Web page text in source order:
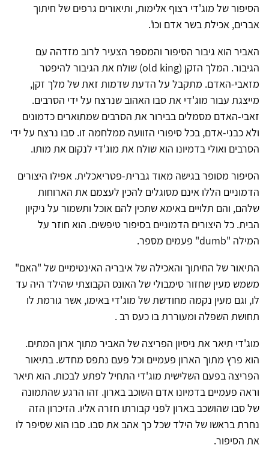
הסיפור של מוג'די רצוף אלימות, ותיאורים גרפים של חיתוך
אברים, אכילת בשר אדם וכו'.
האביר הוא גיבור הסיפור והמספר הצעיר לרוב מזדהה עם
הגיבור. המלך הזקן (old king) שולח את הגיבור להיפטר
מזאבי-האדם. מתקבל על הדעת שדמות זאת של מלך זקן,
מייצגת עבור מוג'די את סבו האהוב שנרצח על ידי הסרבים.
זאבי-האדם מסמלים בבירור את הסרבים שמתוארים כדמונים
ולא כבני-אדם, בכל סיפורי הזוועה ממלחמה זו. סבו נרצח על ידי
הסרבים ואולי בדמיונו הוא שולח את מוג'די לנקום את מותו.
הסיפור מסופר בגישה מאוד גברית-פטריאכלית. אפילו היצורים
הדמוניים הללו אינם מסוגלים להכין לעצמם את הארוחות
שלהם, והם תלויים באימא שתכין להם אוכל ותשמור על ניקיון
הבית. כל היצורים הדמוניים בסיפור טיפשים. הוא חוזר על
המילה "dumb" פעמים מספר.
התיאור של החיתוך והאכילה של איבריה האינטימיים של "האם"
משמש מעין שחזור סימבולי של האונס הקבוצתי שהילד היה עד
לו, וגם מעין נקמה מחודשת של מוג'די באימו, אשר גורמת לו
תחושת השפלה ומעוררת בו כעס רב .
מוג'די תיאר את ניסיון הפריצה של האביר מתוך ארון המתים.
הוא פרץ מתוך הארון פעמיים וכל פעם נתפס מחדש. בתיאור
הפריצה בפעם השלישית מוג'די התחיל לפתע לבכות. הוא תיאר
וראה פעמיים בדמיונו אדם השוכב בארון. זהו הרגע שהתמונה
של סבו שהושכב בארון לפני קבורתו חזרה אליו. הזיכרון הזה
נחרת בראשו של הילד שכל כך אהב את סבו. סבו הוא שסיפר לו
את הסיפור.